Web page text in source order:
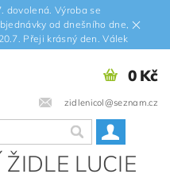
dovolená. Výroba se
od dnešního dne,
Přeji krásný den. Válek
zidlenicol@seznam.cz
0 Kč
LUCIE